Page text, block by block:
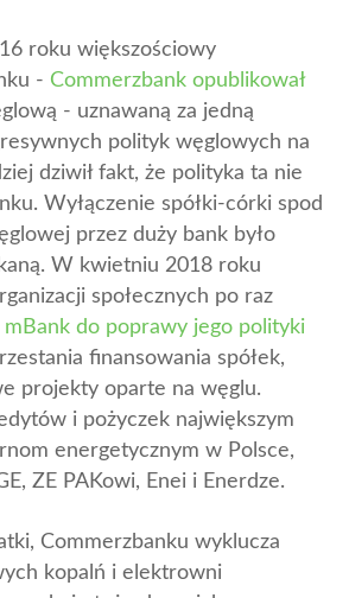
roku większościowy
- Commerzbank opublikował
- uznawaną za jedną
polityk węglowych na
dziwił fakt, że polityka ta nie
Wyłączenie spółki-córki spod
przez duży bank było
W kwietniu 2018 roku
społecznych po raz
do poprawy jego polityki
finansowania spółek,
projekty oparte na węglu.
i pożyczek największym
energetycznym w Polsce,
ZE PAKowi, Enei i Enerdze.
Commerzbanku wyklucza
kopalń i elektrowni